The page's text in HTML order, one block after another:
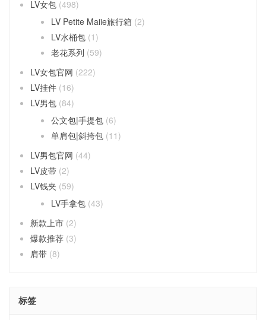
LV女包 (498)
LV Petite Maiie旅行箱 (2)
LV水桶包 (1)
老花系列 (59)
LV女包官网 (222)
LV挂件 (16)
LV男包 (84)
公文包|手提包 (6)
单肩包|斜挎包 (11)
LV男包官网 (44)
LV皮带 (2)
LV钱夹 (59)
LV手拿包 (43)
新款上市 (2)
爆款推荐 (3)
肩带 (8)
标签